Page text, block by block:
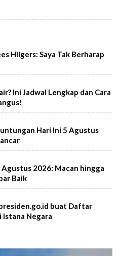
Hilgers: Saya Tak Berharap
Ini Jadwal Lengkap dan Cara
Hari Ini 5 Agustus
2026: Macan hingga
Baik
buat Daftar
Istana Negara